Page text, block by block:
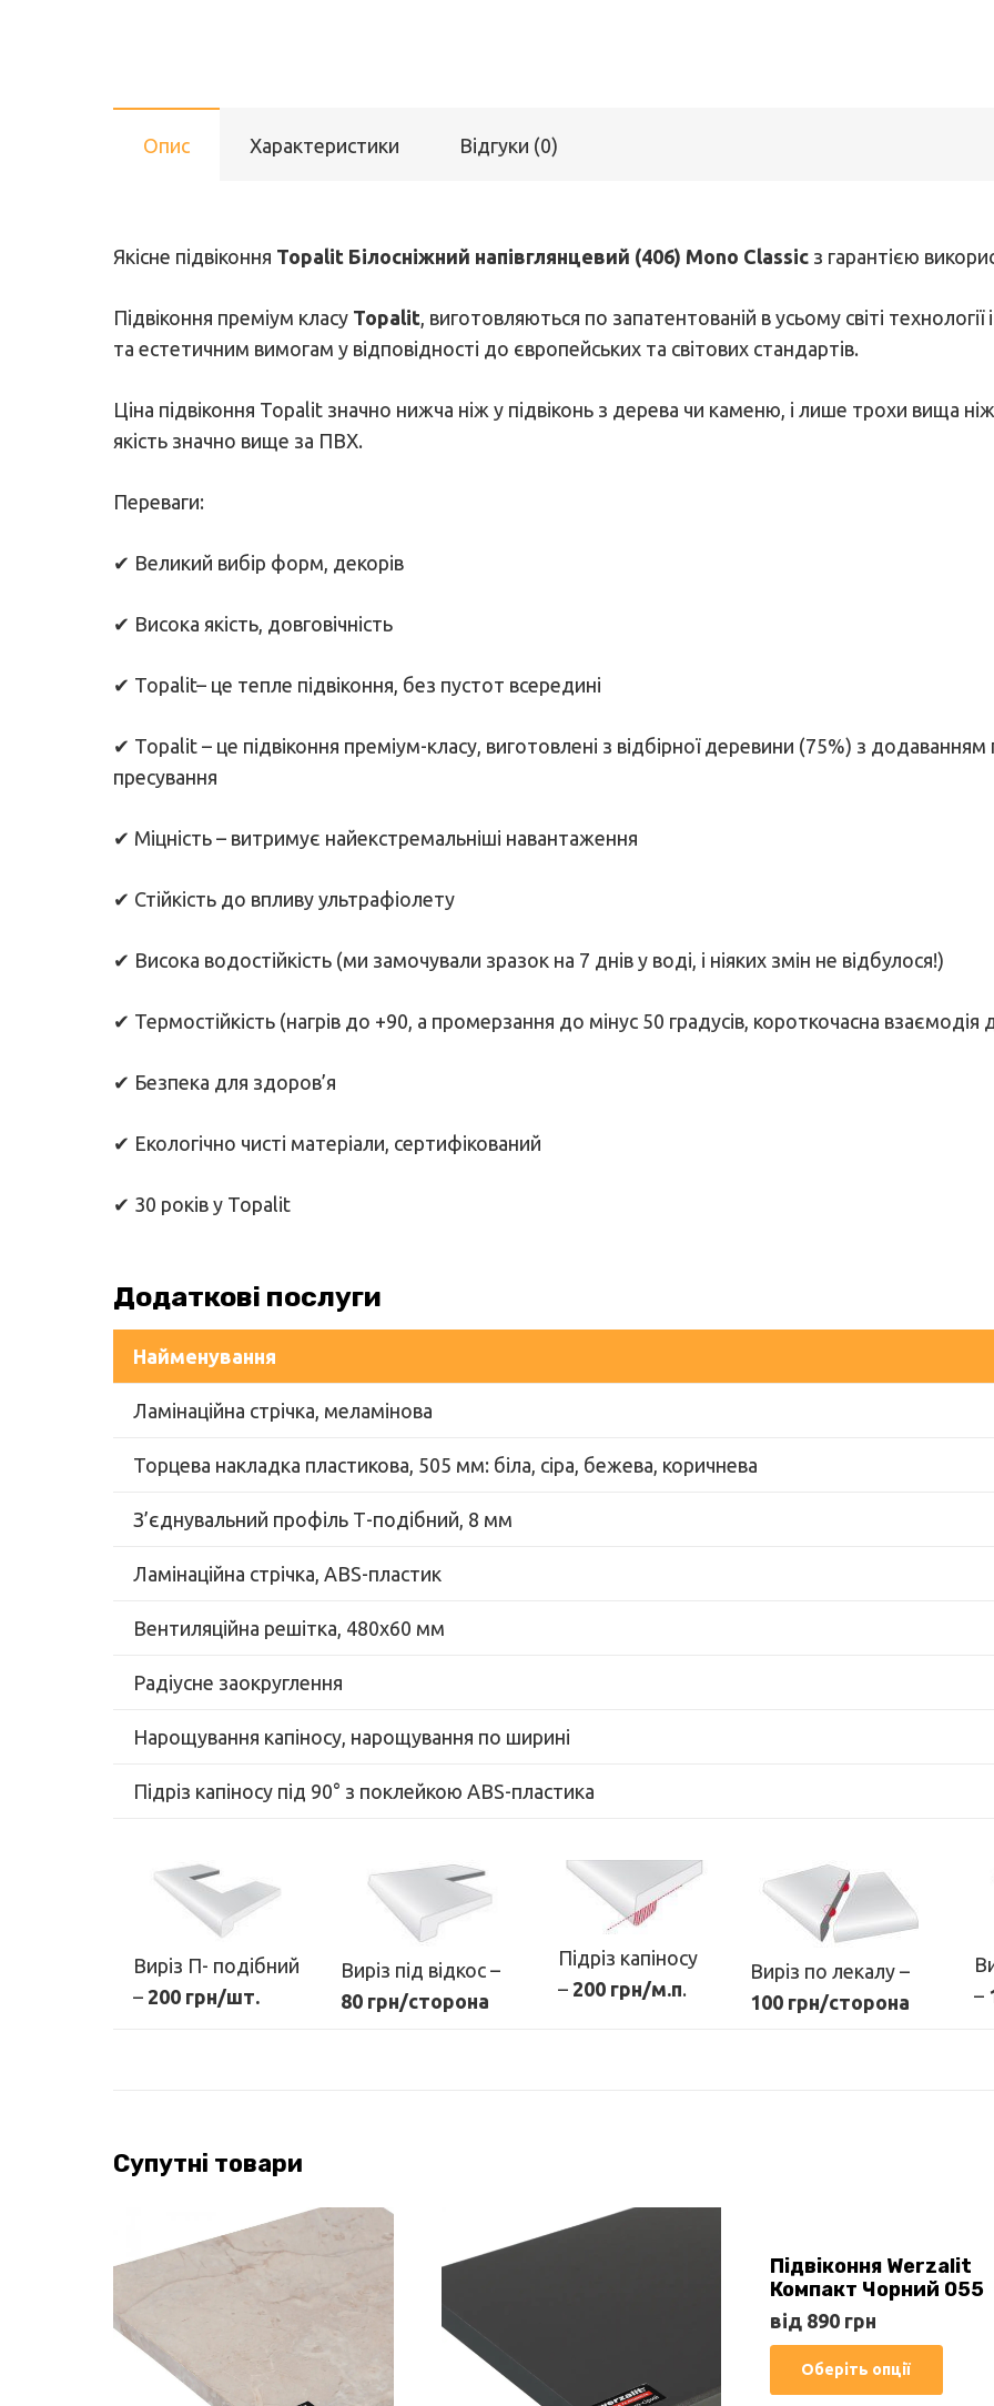
Опис Характеристики Відгуки (0)
Якісне підвіконня Topalit Білосніжний напівглянцевий (406) Mono Classic з гарантією
Підвіконня преміум класу Topalit, виготовляються по запатентованій в усьому світі
та естетичним вимогам у відповідності до європейських та світових стандартів.
Ціна підвіконня Topalit значно нижча ніж у підвіконь з дерева чи каменю, і лише трохи вища
якість значно вище за ПВХ.
Переваги:
✔ Великий вибір форм, декорів
✔ Висока якість, довговічність
✔ Topalit– це тепле підвіконня, без пустот всередині
✔ Topalit – це підвіконня преміум-класу, виготовлені з відбірної деревини (75%) з
пресування
✔ Міцність – витримує найекстремальніші навантаження
✔ Стійкість до впливу ультрафіолету
✔ Висока водостійкість (ми замочували зразок на 7 днів у воді, і ніяких змін не відбулося!)
✔ Термостійкість (нагрів до +90, а промерзання до мінус 50 градусів, короткочасна взаємодія
✔ Безпека для здоров’я
✔ Екологічно чисті матеріали, сертифікований
✔ 30 років у Topalit
Додаткові послуги
Найменування
Ламінаційна стрічка, меламінова
Торцева накладка пластикова, 505 мм: біла, сіра, бежева, коричнева
З’єднувальний профіль Т-подібний, 8 мм
Ламінаційна стрічка, ABS-пластик
Вентиляційна решітка, 480х60 мм
Радіусне заокруглення
Нарощування капіносу, нарощування по ширині
Підріз капіносу під 90° з поклейкою ABS-пластика
Виріз П- подібний
– 200 грн/шт.
Виріз під відкос –
80 грн/сторона
Підріз капіносу
– 200 грн/м.п.
Виріз по лекалу –
100 грн/сторона
–
Супутні товари
Підвіконня Werzalit
Компакт Чорний 055
від 890 грн
Оберіть опції
товар